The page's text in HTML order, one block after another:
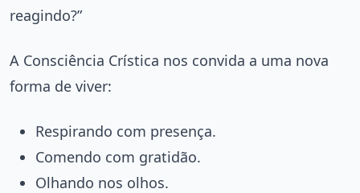
reagindo?”
A Consciência Crística nos convida a uma nova
forma de viver:
Respirando com presença.
Comendo com gratidão.
Olhando nos olhos.